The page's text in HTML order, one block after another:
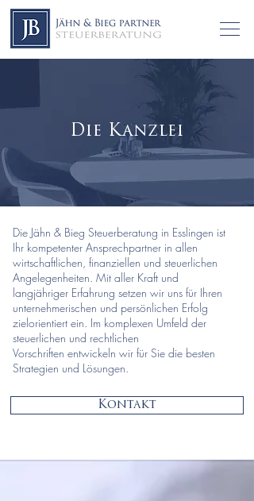
Die Kanzlei
Die Jähn & Bieg Steuerberatung in Esslingen ist
Ihr kompetenter Ansprechpartner in allen
wirtschaftlichen, finanziellen und steuerlichen
Angelegenheiten. Mit aller Kraft und
langjähriger Erfahrung setzen wir uns für Ihren
unternehmerischen und persönlichen Erfolg
zielorientiert ein. Im komplexen Umfeld der
steuerlichen und rechtlichen
Vorschriften entwickeln wir für Sie die besten
Strategien und Lösungen.
Kontakt